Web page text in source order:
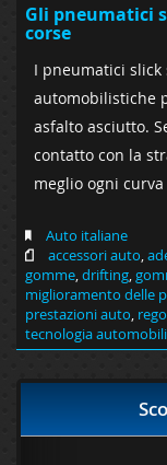
Gli pneumatici
corse
I pneumatici
automobilistiche
asfalto asciutto.
contatto con la
meglio ogni
Auto italiane
accessori auto,
gomme,drifting,
miglioramento delle
prestazioni auto,
tecnologia